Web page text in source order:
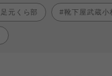
足元くら部 靴下屋武蔵小